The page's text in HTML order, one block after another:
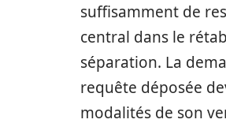
suffisamment de
central dans le
séparation. La
requête déposée
modalités de son